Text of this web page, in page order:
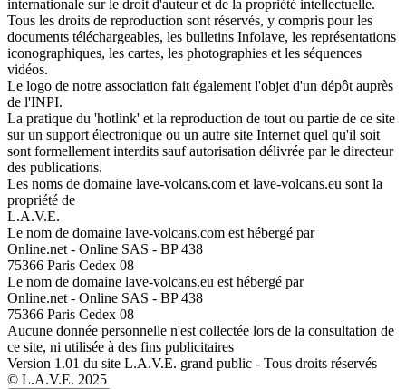
internationale sur le droit d'auteur et de la propriété intellectuelle.
Tous les droits de reproduction sont réservés, y compris pour les
documents téléchargeables, les bulletins Infolave, les représentations
iconographiques, les cartes, les photographies et les séquences
vidéos.
Le logo de notre association fait également l'objet d'un dépôt auprès
de l'INPI.
La pratique du 'hotlink' et la reproduction de tout ou partie de ce site
sur un support électronique ou un autre site Internet quel qu'il soit
sont formellement interdits sauf autorisation délivrée par le directeur
des publications.
Les noms de domaine lave-volcans.com et lave-volcans.eu sont la
propriété de
L.A.V.E.
Le nom de domaine lave-volcans.com est hébergé par
Online.net - Online SAS - BP 438
75366 Paris Cedex 08
Le nom de domaine lave-volcans.eu est hébergé par
Online.net - Online SAS - BP 438
75366 Paris Cedex 08
Aucune donnée personnelle n'est collectée lors de la consultation de
ce site, ni utilisée à des fins publicitaires
Version 1.01 du site L.A.V.E. grand public - Tous droits réservés
© L.A.V.E. 2025